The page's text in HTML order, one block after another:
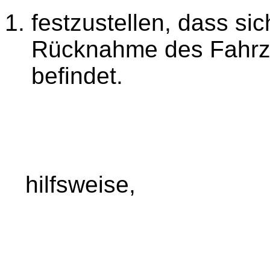
festzustellen, dass
Rücknahme des
befindet.
hilfsweise,